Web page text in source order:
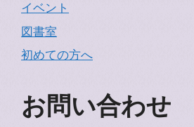
イベント
図書室
初めての方へ
お問い合わせ